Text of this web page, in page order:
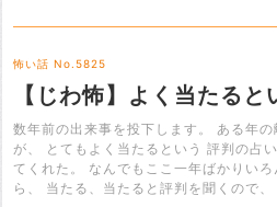
怖い話 No.5825
【じわ怖】よく当たる
数年前の出来事を投下します。 ある年の
が、 とてもよく当たるという 評判の占
てくれた。 なんでもここ一年ばかりいろ
ら、 当たる、当たると評判を聞くので